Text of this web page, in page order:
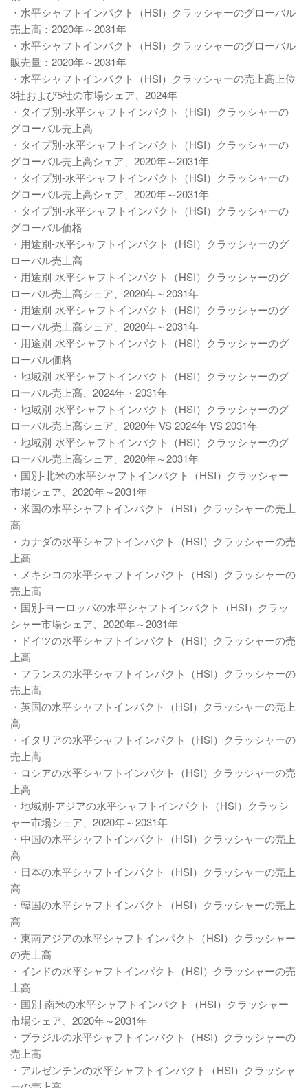
・水平シャフトインパクト（HSI）クラッシャーのグローバル
売上高：2020年～2031年
・水平シャフトインパクト（HSI）クラッシャーのグローバル
販売量：2020年～2031年
・水平シャフトインパクト（HSI）クラッシャーの売上高上位
3社および5社の市場シェア、2024年
・タイプ別-水平シャフトインパクト（HSI）クラッシャーの
グローバル売上高
・タイプ別-水平シャフトインパクト（HSI）クラッシャーの
グローバル売上高シェア、2020年～2031年
・タイプ別-水平シャフトインパクト（HSI）クラッシャーの
グローバル売上高シェア、2020年～2031年
・タイプ別-水平シャフトインパクト（HSI）クラッシャーの
グローバル価格
・用途別-水平シャフトインパクト（HSI）クラッシャーのグ
ローバル売上高
・用途別-水平シャフトインパクト（HSI）クラッシャーのグ
ローバル売上高シェア、2020年～2031年
・用途別-水平シャフトインパクト（HSI）クラッシャーのグ
ローバル売上高シェア、2020年～2031年
・用途別-水平シャフトインパクト（HSI）クラッシャーのグ
ローバル価格
・地域別-水平シャフトインパクト（HSI）クラッシャーのグ
ローバル売上高、2024年・2031年
・地域別-水平シャフトインパクト（HSI）クラッシャーのグ
ローバル売上高シェア、2020年 VS 2024年 VS 2031年
・地域別-水平シャフトインパクト（HSI）クラッシャーのグ
ローバル売上高シェア、2020年～2031年
・国別-北米の水平シャフトインパクト（HSI）クラッシャー
市場シェア、2020年～2031年
・米国の水平シャフトインパクト（HSI）クラッシャーの売上
高
・カナダの水平シャフトインパクト（HSI）クラッシャーの売
上高
・メキシコの水平シャフトインパクト（HSI）クラッシャーの
売上高
・国別-ヨーロッパの水平シャフトインパクト（HSI）クラッ
シャー市場シェア、2020年～2031年
・ドイツの水平シャフトインパクト（HSI）クラッシャーの売
上高
・フランスの水平シャフトインパクト（HSI）クラッシャーの
売上高
・英国の水平シャフトインパクト（HSI）クラッシャーの売上
高
・イタリアの水平シャフトインパクト（HSI）クラッシャーの
売上高
・ロシアの水平シャフトインパクト（HSI）クラッシャーの売
上高
・地域別-アジアの水平シャフトインパクト（HSI）クラッシ
ャー市場シェア、2020年～2031年
・中国の水平シャフトインパクト（HSI）クラッシャーの売上
高
・日本の水平シャフトインパクト（HSI）クラッシャーの売上
高
・韓国の水平シャフトインパクト（HSI）クラッシャーの売上
高
・東南アジアの水平シャフトインパクト（HSI）クラッシャー
の売上高
・インドの水平シャフトインパクト（HSI）クラッシャーの売
上高
・国別-南米の水平シャフトインパクト（HSI）クラッシャー
市場シェア、2020年～2031年
・ブラジルの水平シャフトインパクト（HSI）クラッシャーの
売上高
・アルゼンチンの水平シャフトインパクト（HSI）クラッシャ